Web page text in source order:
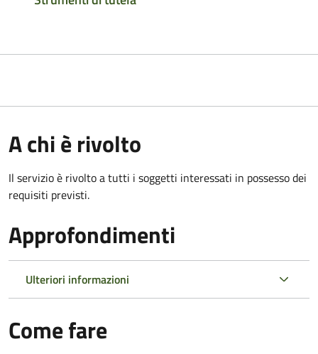
A chi è rivolto
Il servizio è rivolto a tutti i soggetti interessati in possesso dei
requisiti previsti.
Approfondimenti
Ulteriori informazioni
Come fare